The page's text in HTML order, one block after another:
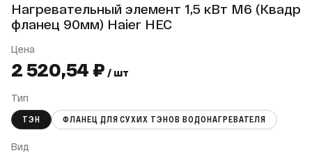
Нагревательный элемент 1,5 кВт М6 (Квадр
фланец 90мм) Haier HEC
Цена
2 520,54 ₽ / шт
Тип
ТЭН ФЛАНЕЦ ДЛЯ СУХИХ ТЭНОВ ВОДОНАГРЕВАТЕЛЯ
Вид